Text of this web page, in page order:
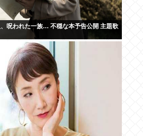
呪われた一族… 不穏な本予告公開 主題歌